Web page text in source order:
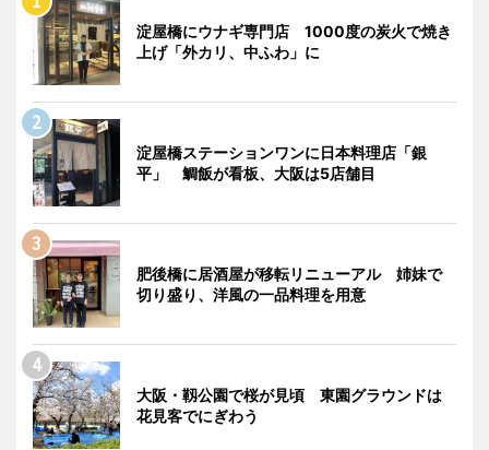
淀屋橋にウナギ専門店 1000度の炭火で焼き
上げ「外カリ、中ふわ」に
淀屋橋ステーションワンに日本料理店「銀
平」 鯛飯が看板、大阪は5店舗目
肥後橋に居酒屋が移転リニューアル 姉妹で
切り盛り、洋風の一品料理を用意
大阪・靱公園で桜が見頃 東園グラウンドは
花見客でにぎわう